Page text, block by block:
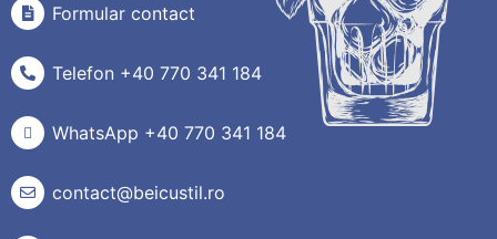
Formular contact
Telefon +40 770 341 184
WhatsApp +40 770 341 184
contact@beicustil.ro